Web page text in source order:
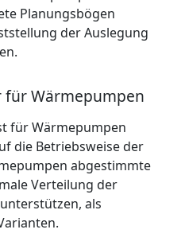
Planungsbögen
der Auslegung
für Wärmepumpen
für Wärmepumpen
die Betriebsweise der
abgestimmte
Verteilung der
als